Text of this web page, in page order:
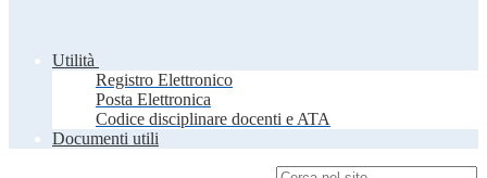
Utilità
Registro Elettronico
Posta Elettronica
Codice disciplinare docenti e ATA
Documenti utili